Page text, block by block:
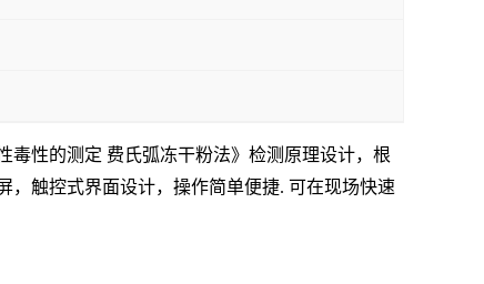
毒性的测定 费氏弧冻干粉法》 检测原理设计， 根
， 触控式界面设计，操作简单便捷. 可在现场快速